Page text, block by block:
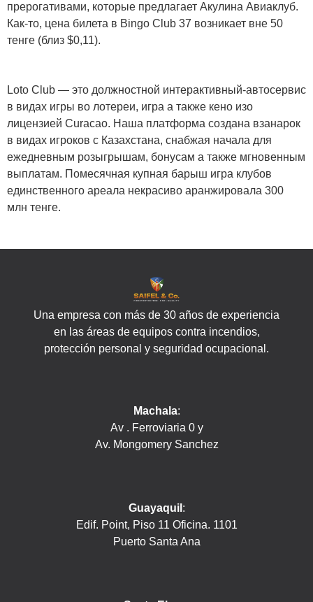
прерогативами, которые предлагает Акулина Авиаклуб.
Как-то, цена билета в Bingo Club 37 возникает вне 50
тенге (близ $0,11).
Loto Club — это должностной интерактивный-автосервис
в видах игры во лотереи, игра а также кено изо
лицензией Curacao. Наша платформа создана взанарок
в видах игроков с Казахстана, снабжая начала для
ежедневным розыгрышам, бонусам а также мгновенным
выплатам. Помесячная купная барыш игра клубов
единственного ареала некрасиво аранжировала 300
млн тенге.
Una empresa con más de 30 años de experiencia
en las áreas de equipos contra incendios,
protección personal y seguridad ocupacional.
Machala:
Av . Ferroviaria 0 y
Av. Mongomery Sanchez
Guayaquil :
Edif. Point, Piso 11 Oficina. 1101
Puerto Santa Ana